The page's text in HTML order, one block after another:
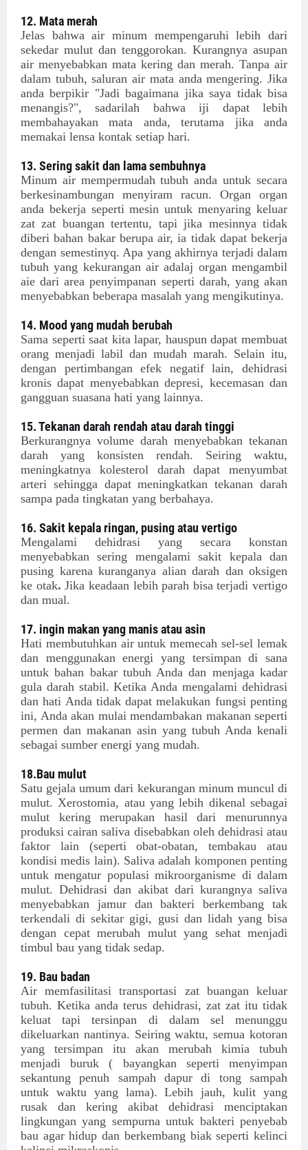
12. Mata merah
Jelas bahwa air minum mempengaruhi lebih dari
sekedar mulut dan tenggorokan. Kurangnya asupan
air menyebabkan mata kering dan merah. Tanpa air
dalam tubuh, saluran air mata anda mengering. Jika
anda berpikir "Jadi bagaimana jika saya tidak bisa
menangis?", sadarilah bahwa iji dapat lebih
membahayakan mata anda, terutama jika anda
memakai lensa kontak setiap hari.
13. Sering sakit dan lama sembuhnya
Minum air mempermudah tubuh anda untuk secara
berkesinambungan menyiram racun. Organ organ
anda bekerja seperti mesin untuk menyaring keluar
zat zat buangan tertentu, tapi jika mesinnya tidak
diberi bahan bakar berupa air, ia tidak dapat bekerja
dengan semestinyq. Apa yang akhirnya terjadi dalam
tubuh yang kekurangan air adalaj organ mengambil
aie dari area penyimpanan seperti darah, yang akan
menyebabkan beberapa masalah yang mengikutinya.
14. Mood yang mudah berubah
Sama seperti saat kita lapar, hauspun dapat membuat
orang menjadi labil dan mudah marah. Selain itu,
dengan pertimbangan efek negatif lain, dehidrasi
kronis dapat menyebabkan depresi, kecemasan dan
gangguan suasana hati yang lainnya.
15. Tekanan darah rendah atau darah tinggi
Berkurangnya volume darah menyebabkan tekanan
darah yang konsisten rendah. Seiring waktu,
meningkatnya kolesterol darah dapat menyumbat
arteri sehingga dapat meningkatkan tekanan darah
sampa pada tingkatan yang berbahaya.
16. Sakit kepala ringan, pusing atau vertigo
Mengalami dehidrasi yang secara konstan
menyebabkan sering mengalami sakit kepala dan
pusing karena kuranganya alian darah dan oksigen
ke otak.Jika keadaan lebih parah bisa terjadi vertigo
dan mual.
17. ingin makan yang manis atau asin
Hati membutuhkan air untuk memecah sel-sel lemak
dan menggunakan energi yang tersimpan di sana
untuk bahan bakar tubuh Anda dan menjaga kadar
gula darah stabil. Ketika Anda mengalami dehidrasi
dan hati Anda tidak dapat melakukan fungsi penting
ini, Anda akan mulai mendambakan makanan seperti
permen dan makanan asin yang tubuh Anda kenali
sebagai sumber energi yang mudah.
18.Bau mulut
Satu gejala umum dari kekurangan minum muncul di
mulut. Xerostomia, atau yang lebih dikenal sebagai
mulut kering merupakan hasil dari menurunnya
produksi cairan saliva disebabkan oleh dehidrasi atau
faktor lain (seperti obat-obatan, tembakau atau
kondisi medis lain). Saliva adalah komponen penting
untuk mengatur populasi mikroorganisme di dalam
mulut. Dehidrasi dan akibat dari kurangnya saliva
menyebabkan jamur dan bakteri berkembang tak
terkendali di sekitar gigi, gusi dan lidah yang bisa
dengan cepat merubah mulut yang sehat menjadi
timbul bau yang tidak sedap.
19. Bau badan
Air memfasilitasi transportasi zat buangan keluar
tubuh. Ketika anda terus dehidrasi, zat zat itu tidak
keluat tapi tersinpan di dalam sel menunggu
dikeluarkan nantinya. Seiring waktu, semua kotoran
yang tersimpan itu akan merubah kimia tubuh
menjadi buruk ( bayangkan seperti menyimpan
sekantung penuh sampah dapur di tong sampah
untuk waktu yang lama). Lebih jauh, kulit yang
rusak dan kering akibat dehidrasi menciptakan
lingkungan yang sempurna untuk bakteri penyebab
bau agar hidup dan berkembang biak seperti kelinci